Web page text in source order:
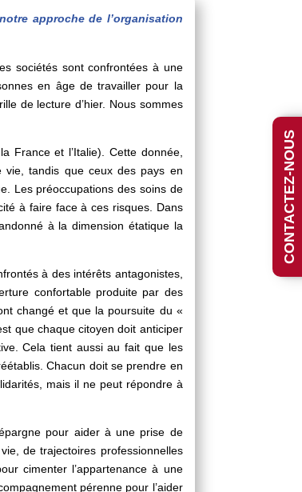
approche de l’organisation
sociétés sont confrontées à une
en âge de travailler pour la
de lecture d’hier. Nous sommes
France et l’Italie). Cette donnée,
vie, tandis que ceux des pays en
Les préoccupations des soins de
à faire face à ces risques. Dans
à la dimension étatique la
à des intérêts antagonistes,
confortable produite par des
changé et que la poursuite du «
que chaque citoyen doit anticiper
Cela tient aussi au fait que les
Chacun doit se prendre en
mais il ne peut répondre à
pour aider à une prise de
de trajectoires professionnelles
cimenter l’appartenance à une
pérenne pour l’aider
CONTACTEZ-NOUS